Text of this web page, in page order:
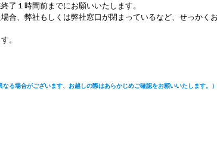
了１時間前までにお願いいたします。
合、弊社もしくは弊社窓口が閉まっているなど、せっか
。
る場合がございます、お越しの際はあらかじめご確認をお願いいたします。）